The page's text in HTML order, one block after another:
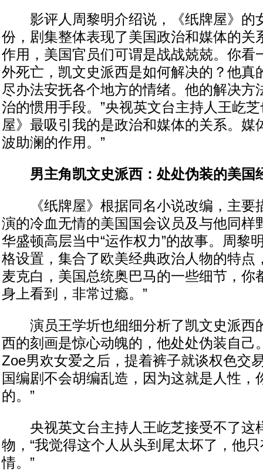
影评人周黎明介绍说，《纸牌屋》的
份，剧集整体表现了美国政治和媒体的
作用，美国官员们可谓是战战兢兢。你看
外死亡，凯文史派西是如何解决的？他真
尽办法安抚各个地方的情绪。他的解决方
治的惯用手段。”央视英文台主持人王屹
屋》最吸引我的是政治和媒体的关系。媒
波助澜的作用。”
男主角凯文史派西：处处伪装的美国
《纸牌屋》根据同名小说改编，主要
演的冷血无情的美国国会议员及与他同样
华盛顿高层当中“运作权力”的故事。周黎
格设置，集合了欧美经典政治人物的特点
麦克白，美国总统奥巴马的一些细节，你
身上看到，非常过瘾。”
演员王学圻也细细分析了凯文史派西
西的刻画是惊心动魄的，他处处伪装自己
Zoe男欢女爱之后，提着裤子就谈权色交
国编剧不会胡编乱造，因为这就是人性，
的。”
央视英文台主持人王屹芝接受不了这
物，“我觉得这个人从头到尾太坏了，他
情。”